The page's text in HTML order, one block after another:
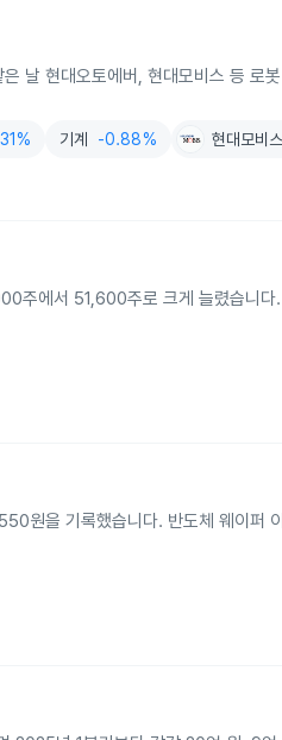
날 현대오토에버, 현대모비스 등 로
기계 -0.88% 현대모비스
주에서 51,600주로 크게 늘렸습니
을 기록했습니다. 반도체 웨이퍼